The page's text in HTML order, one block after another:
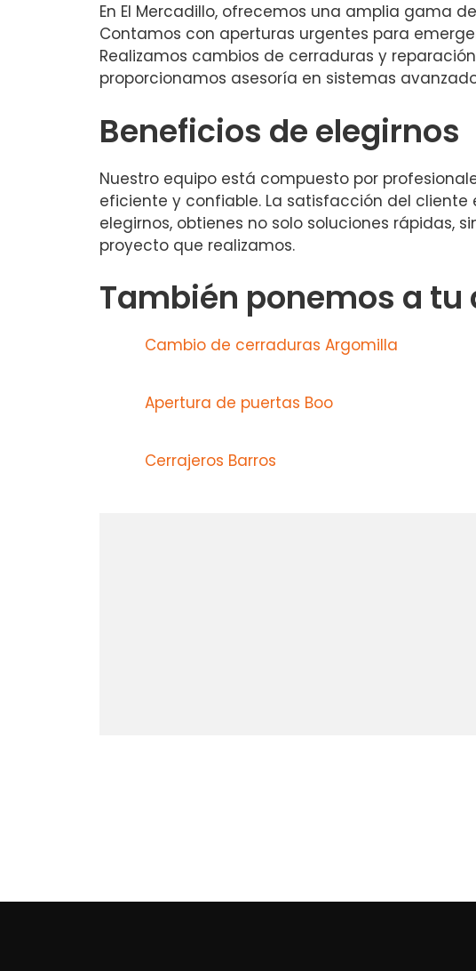
En El Mercadillo, ofrecemos una amplia gama
Contamos con aperturas urgentes para
Realizamos cambios de cerraduras y
proporcionamos asesoría en sistemas
Beneficios de elegirnos
Nuestro equipo está compuesto por
eficiente y confiable. La satisfacción del
elegirnos, obtienes no solo soluciones rápidas,
proyecto que realizamos.
También ponemos a tu
Cambio de cerraduras Argomilla
Apertura de puertas Boo
Cerrajeros Barros